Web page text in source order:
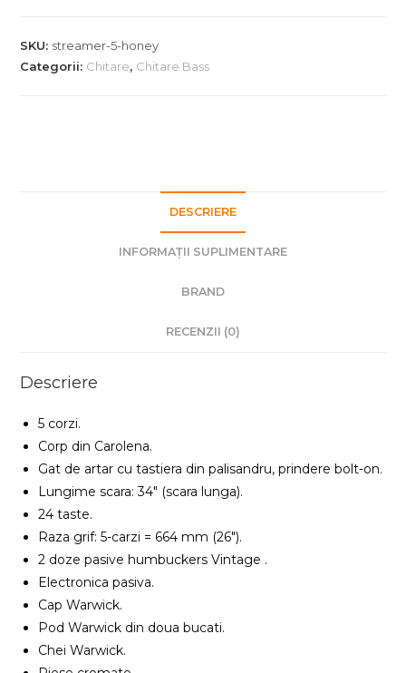
Std
SKU: streamer-5-honey
Categorii: Chitare, Chitare Bass
DESCRIERE
INFORMAȚII SUPLIMENTARE
BRAND
RECENZII (0)
Descriere
5 corzi.
Corp din Carolena.
Gat de artar cu tastiera din palisandru, prindere bolt-on.
Lungime scara: 34″ (scara lunga).
24 taste.
Raza grif: 5-carzi = 664 mm (26″).
2 doze pasive humbuckers Vintage .
Electronica pasiva.
Cap Warwick.
Pod Warwick din doua bucati.
Chei Warwick.